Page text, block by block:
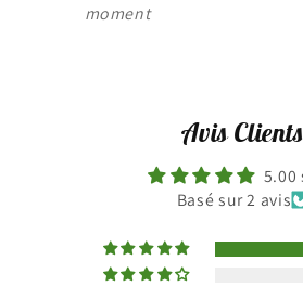
moment
Avis Clients
5.00
Basé sur 2 avis